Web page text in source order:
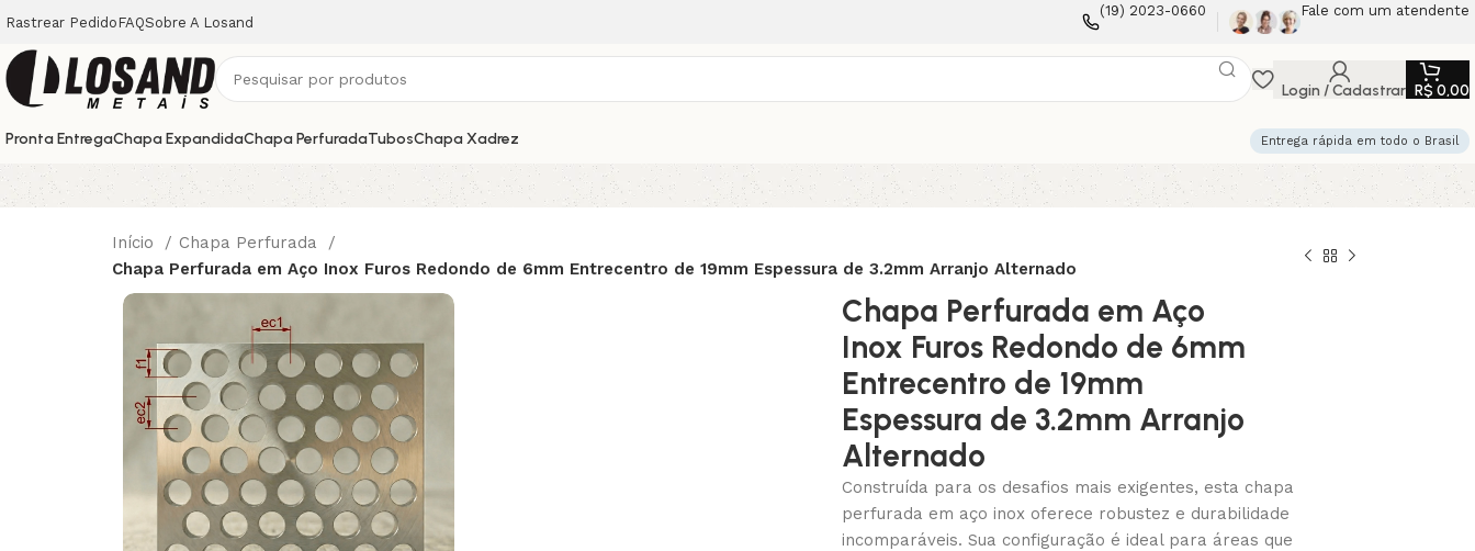
Rastrear Pedido FAQSobre A Losand
(19) 2023-0660 Fale com um atendente
Login / Cadastrar R$ 0,00
Pronta EntregaChapa ExpandidaChapa PerfuradaTubosChapa Xadrez Entrega rápida em todo o Brasil
Início
Chapa Perfurada
Chapa Perfurada em Aço Inox Furos Redondo de 6mm Entrecentro de 19mm Espessura de 3.2mm Arranjo Alternado
Chapa Perfurada em Aço
Inox Furos Redondo de 6mm
Entrecentro de 19mm
Espessura de 3.2mm Arranjo
Alternado
Construída para os desafios mais exigentes, esta chapa
perfurada em aço inox oferece robustez e durabilidade
incomparáveis. Sua configuração é ideal para áreas que